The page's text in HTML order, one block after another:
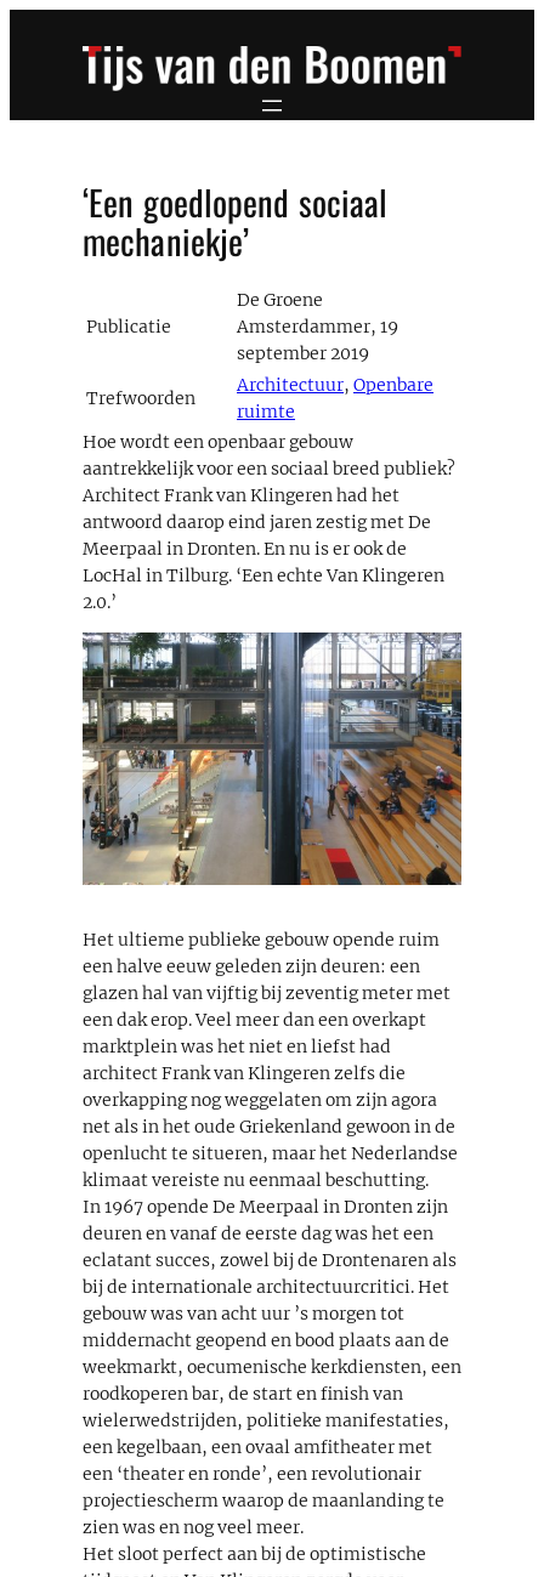
‘Een goedlopend sociaal
mechaniekje’
Publicatie
De Groene
Amsterdammer, 19
september 2019
Trefwoorden
Architectuur, Openbare
ruimte
Hoe wordt een openbaar gebouw
aantrekkelijk voor een sociaal breed publiek?
Architect Frank van Klingeren had het
antwoord daarop eind jaren zestig met De
Meerpaal in Dronten. En nu is er ook de
LocHal in Tilburg. ‘Een echte Van Klingeren
2.0.’
Het ultieme publieke gebouw opende ruim
een halve eeuw geleden zijn deuren: een
glazen hal van vijftig bij zeventig meter met
een dak erop. Veel meer dan een overkapt
marktplein was het niet en liefst had
architect Frank van Klingeren zelfs die
overkapping nog weggelaten om zijn agora
net als in het oude Griekenland gewoon in de
openlucht te situeren, maar het Nederlandse
klimaat vereiste nu eenmaal beschutting.
In 1967 opende De Meerpaal in Dronten zijn
deuren en vanaf de eerste dag was het een
eclatant succes, zowel bij de Drontenaren als
bij de internationale architectuurcritici. Het
gebouw was van acht uur ’s morgen tot
middernacht geopend en bood plaats aan de
weekmarkt, oecumenische kerkdiensten, een
roodkoperen bar, de start en finish van
wielerwedstrijden, politieke manifestaties,
een kegelbaan, een ovaal amfitheater met
een ‘theater en ronde’, een revolutionair
projectiescherm waarop de maanlanding te
zien was en nog veel meer.
Het sloot perfect aan bij de optimistische